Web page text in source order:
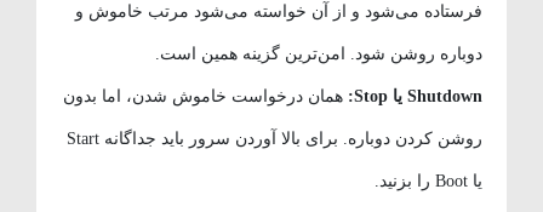
فرستاده می‌شود و از آن خواسته می‌شود مرتب خاموش و
دوباره روشن شود. امن‌ترین گزینه همین است.
Shutdown یا Stop: همان درخواست خاموش شدن، اما بدون
روشن کردن دوباره. برای بالا آوردن سرور باید جداگانه Start